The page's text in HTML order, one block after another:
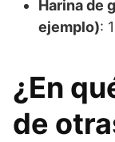
Harina de
ejemplo):
¿En
de